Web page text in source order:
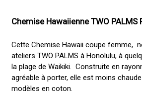
Chemise Hawaiienne TWO PALMS
Cette Chemise Hawaii coupe femme,
ateliers TWO PALMS à Honolulu, à
la plage de Waikiki. Construite en
agréable à porter, elle est moins
modèles en coton.